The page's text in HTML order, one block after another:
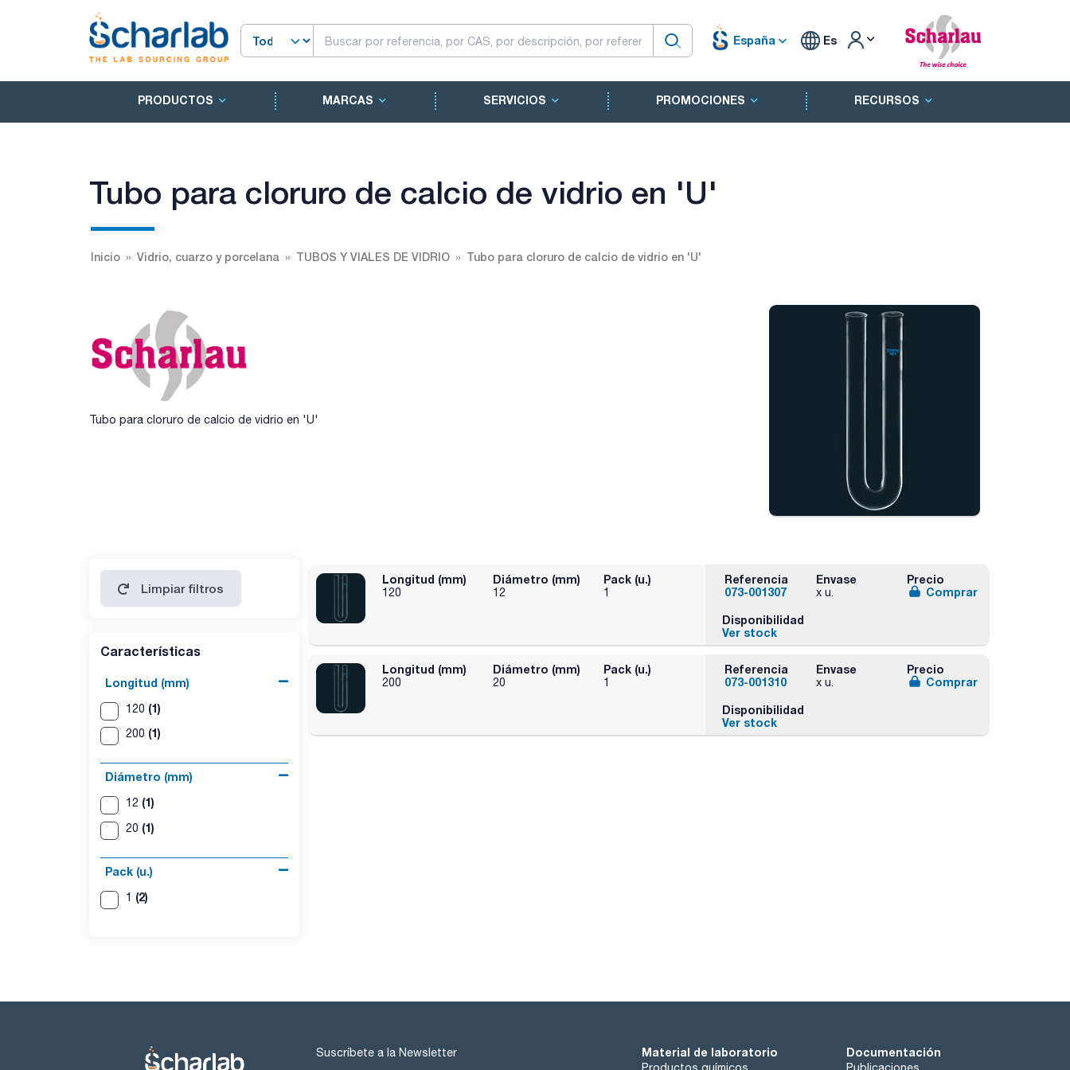
España Es
PRODUCTOS MARCAS SERVICIOS PROMOCIONES RECURSOS
Tubo para cloruro de calcio de vidrio en 'U'
Inicio Vidrio, cuarzo y porcelana TUBOS Y VIALES DE VIDRIO Tubo para cloruro de calcio de vidrio en 'U'
Tubo para cloruro de calcio de vidrio en 'U'
Limpiar filtros
Características
Longitud (mm)
120 (1)
200 (1)
Diámetro (mm)
12 (1)
20 (1)
Pack (u.)
1 (2)
Longitud (mm)
120
Diámetro (mm)
12
Pack (u.)
1
Referencia
073-001307
Envase
x u.
Precio
Comprar
Disponibilidad
Ver stock
Longitud (mm)
200
Diámetro (mm)
20
Pack (u.)
1
Referencia
073-001310
Envase
x u.
Precio
Comprar
Disponibilidad
Ver stock
Suscríbete a la Newsletter Material de laboratorio Documentación